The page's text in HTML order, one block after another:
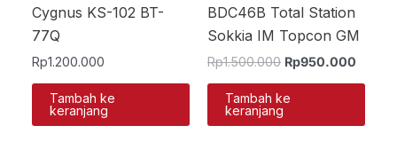
Cygnus KS-102 BT-
77Q
Rp1.200.000
Tambah ke
keranjang
BDC46B Total Station
Sokkia IM Topcon GM
Rp1.500.000 Rp950.000
Tambah ke
keranjang